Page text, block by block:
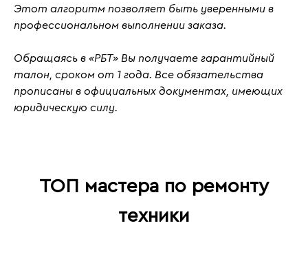
Этот алгоритм позволяет быть уверенными в
профессиональном выполнении заказа.
Обращаясь в «РБТ» Вы получаете гарантийный
талон, сроком от 1 года. Все обязательства
прописаны в официальных документах, имеющих
юридическую силу.
ТОП мастера по ремонту
техники